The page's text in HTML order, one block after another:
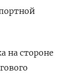
на стороне